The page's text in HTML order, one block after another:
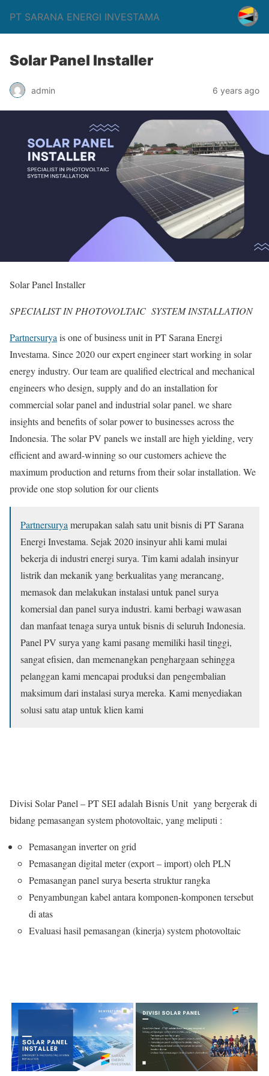
PT SARANA ENERGI INVESTAMA
Solar Panel Installer
admin 6 years ago
Solar Panel Installer
SPECIALIST IN PHOTOVOLTAIC SYSTEM INSTALLATION
Partnersuryais one of business unit in PT Sarana Energi
Investama. Since 2020 our expert engineer start working in solar
energy industry. Our team are qualified electrical and mechanical
engineers who design, supply and do an installation for
commercial solar panel and industrial solar panel. we share
insights and benefits of solar power to businesses across the
Indonesia. The solar PV panels we install are high yielding, very
efficient and award-winning so our customers achieve the
maximum production and returns from their solar installation. We
provide one stop solution for our clients
Partnersuryamerupakan salah satu unit bisnis di PT Sarana
Energi Investama. Sejak 2020 insinyur ahli kami mulai
bekerja di industri energi surya. Tim kami adalah insinyur
listrik dan mekanik yang berkualitas yang merancang,
memasok dan melakukan instalasi untuk panel surya
komersial dan panel surya industri. kami berbagi wawasan
dan manfaat tenaga surya untuk bisnis di seluruh Indonesia.
Panel PV surya yang kami pasang memiliki hasil tinggi,
sangat efisien, dan memenangkan penghargaan sehingga
pelanggan kami mencapai produksi dan pengembalian
maksimum dari instalasi surya mereka. Kami menyediakan
solusi satu atap untuk klien kami
Divisi Solar Panel – PT SEI adalah Bisnis Unit yang bergerak di
bidang pemasangan system photovoltaic, yang meliputi :
Pemasangan inverter on grid
Pemasangan digital meter (export – import) oleh PLN
Pemasangan panel surya beserta struktur rangka
Penyambungan kabel antara komponen-komponen tersebut
di atas
Evaluasi hasil pemasangan (kinerja) system photovoltaic